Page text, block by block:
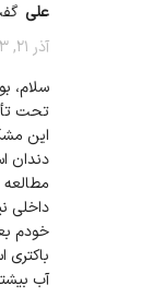
علی
آذر 21, 1403 در 6:35 قبل از ظهر
سلام،
تحت
این
دندان
داخلی
خودم
آب